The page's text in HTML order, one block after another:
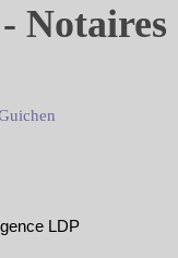
Notaires
LDP